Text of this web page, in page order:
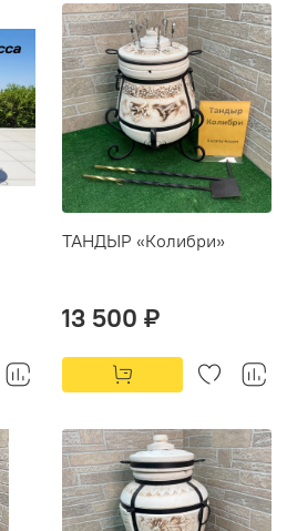
ТАНДЫР «Колибри»
13 500 ₽